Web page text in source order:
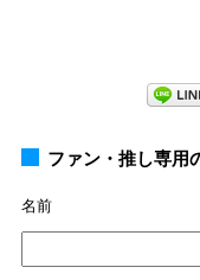
ファン・推し専用
名前